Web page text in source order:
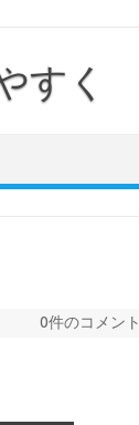
すく
0件のコメント